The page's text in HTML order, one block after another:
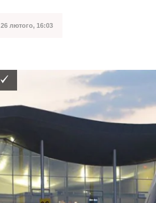
26 лютого, 16:03